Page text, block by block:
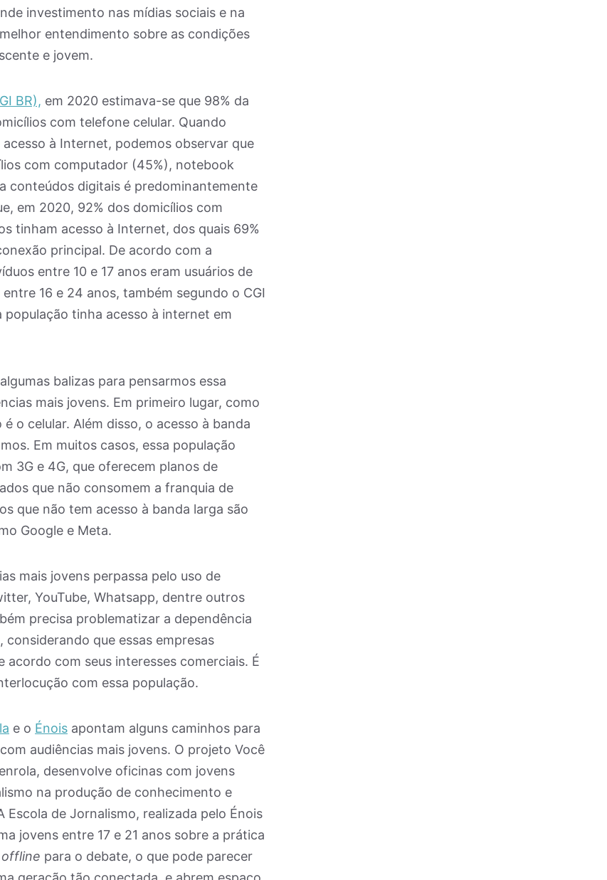
investimento nas mídias sociais e na
entendimento sobre as condições
e jovem.
BR), em 2020 estimava-se que 98% da
com telefone celular. Quando
à Internet, podemos observar que
com computador (45%), notebook
conteúdos digitais é predominantemente
em 2020, 92% dos domicílios com
tinham acesso à Internet, dos quais 69%
principal. De acordo com a
entre 10 e 17 anos eram usuários de
16 e 24 anos, também segundo o CGI
população tinha acesso à internet em
balizas para pensarmos essa
mais jovens. Em primeiro lugar, como
o celular. Além disso, o acesso à banda
Em muitos casos, essa população
3G e 4G, que oferecem planos de
que não consomem a franquia de
que não tem acesso à banda larga são
Google e Meta.
mais jovens perpassa pelo uso de
YouTube, Whatsapp, dentre outros
precisa problematizar a dependência
que essas empresas
acordo com seus interesses comerciais. É
com essa população.
e o Énois apontam alguns caminhos para
audiências mais jovens. O projeto Você
desenvolve oficinas com jovens
na produção de conhecimento e
de Jornalismo, realizada pelo Énois
jovens entre 17 e 21 anos sobre a prática
offline para o debate, o que pode parecer